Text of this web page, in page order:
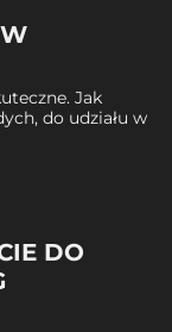
Jak
do udziału w
DO